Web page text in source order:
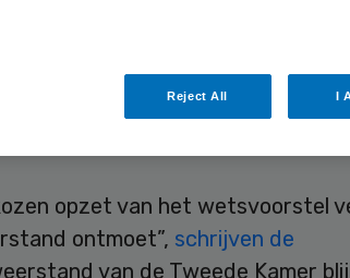
zorg wordt in vijf delen
opzet van het wetsvoorstel
ontmoet”, schrijven de
van de Tweede Kamer
Reject All I